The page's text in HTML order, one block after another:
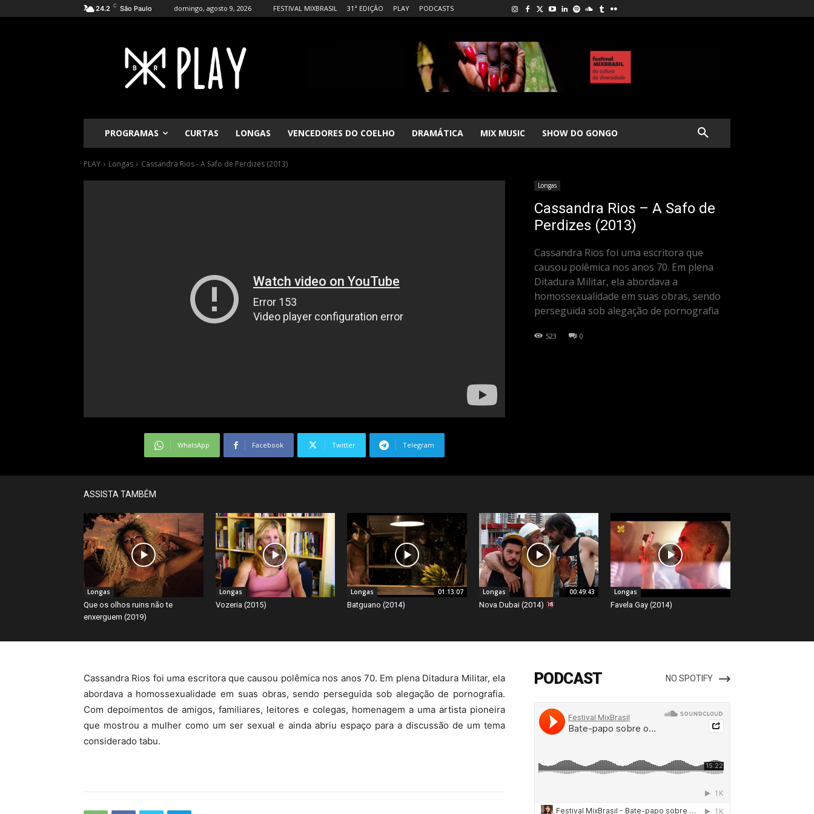
24.2 C São Paulo domingo, agosto 9, 2026 FESTIVAL MIXBRASIL 31ª EDIÇÃO PLAY PODCASTS
PROGRAMAS CURTAS LONGAS VENCEDORES DO COELHO DRAMÁTICA MIX MUSIC SHOW DO GONGO
PLAY Longas Cassandra Rios - A Safo de Perdizes (2013)
WhatsApp Facebook Twitter Telegram
Longas
Cassandra Rios – A Safo de
Perdizes (2013)
Cassandra Rios foi uma escritora que
causou polêmica nos anos 70. Em plena
Ditadura Militar, ela abordava a
homossexualidade em suas obras, sendo
perseguida sob alegação de pornografia
523 0
ASSISTA TAMBÉM
Longas
Que os olhos ruins não te
enxerguem (2019)
Longas
Vozeria (2015)
Longas 01:13:07
Batguano (2014)
Longas 00:49:43
Nova Dubai (2014)
Longas
Favela Gay (2014)
Cassandra Rios foi uma escritora que causou polêmica nos anos 70. Em plena Ditadura Militar, ela
abordava a homossexualidade em suas obras, sendo perseguida sob alegação de pornografia.
Com depoimentos de amigos, familiares, leitores e colegas, homenagem a uma artista pioneira
que mostrou a mulher como um ser sexual e ainda abriu espaço para a discussão de um tema
considerado tabu.
PODCAST NO SPOTIFY